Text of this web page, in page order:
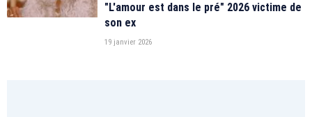
"L'amour est dans le pré" 2026 victime de
son ex
19 janvier 2026